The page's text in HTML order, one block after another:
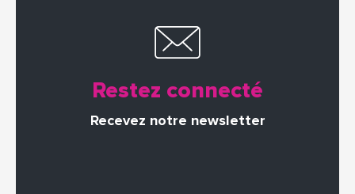
Restez connecté
Recevez notre newsletter